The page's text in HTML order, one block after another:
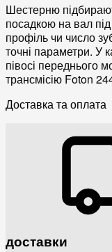
Шестерню
посадкою на вал під
профіль чи число
точні параметри. У
півосі переднього
трансмісію Foton
Доставка та оплата
доставки